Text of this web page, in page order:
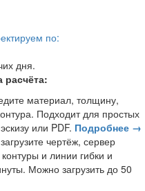
по:
дня.
расчёта:
материал, толщину,
Подходит для простых
или PDF. Подробнее →
чертёж, сервер
и линии гибки и
Можно загрузить до 50